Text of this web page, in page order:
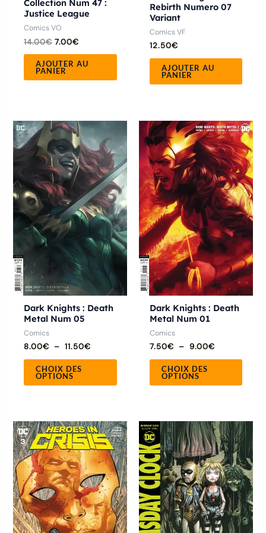
Collection Num 47 :
Justice League
Comics VO
14.00€ 7.00€
AJOUTER AU
PANIER
Rebirth Numero 07
Variant
Comics VF
12.50€
AJOUTER AU
PANIER
Dark Knights : Death
Metal Num 05
Comics
8.00€ – 11.50€
de
prix :
8.00€
à
11.50€
CHOIX DES
OPTIONS
produit
plusieurs
variations.
Les
options
peuvent
être
choisies
sur
Dark Knights : Death
Metal Num 01
Comics
7.50€ – 9.00€
Plage
de
prix :
7.50€
à
9.00€
CHOIX DES
OPTIONS
Ce
a
Les
être
sur
Ce
produit
a
plusieurs
variations.
Les
options
Ce
a
Les